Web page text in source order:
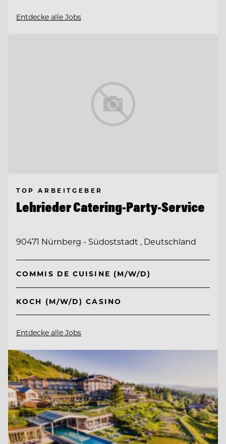
Entdecke alle Jobs
TOP ARBEITGEBER
Lehrieder Catering-Party-Service
90471 Nürnberg - Südoststadt , Deutschland
COMMIS DE CUISINE (M/W/D)
KOCH (M/W/D) CASINO
Entdecke alle Jobs